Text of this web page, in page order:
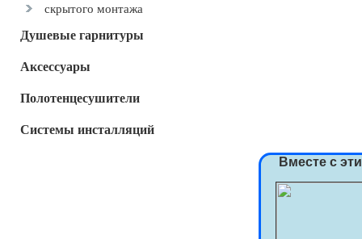
скрытого монтажа
Душевые гарнитуры
Аксессуары
Полотенцесушители
Системы инсталляций
Вместе с